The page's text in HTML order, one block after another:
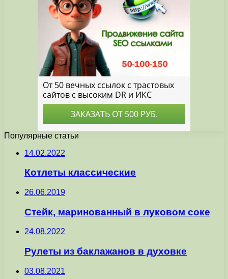
Популярные статьи
14.02.2022
Котлеты классические
26.06.2019
Стейк, маринованный в луковом соке
24.08.2022
Рулеты из баклажанов в духовке
03.08.2021